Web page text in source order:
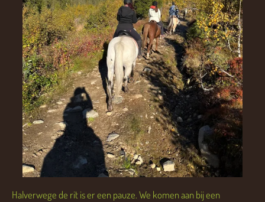
Halverwege de rit is er een pauze. We komen aan bij een